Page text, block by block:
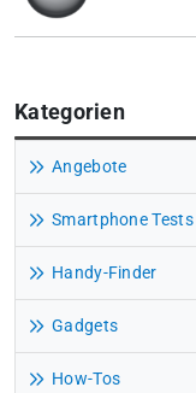
Kategorien
Angebote
Smartphone Tests
Handy-Finder
Gadgets
How-Tos